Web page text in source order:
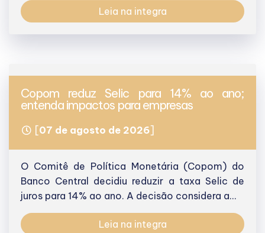
Leia na integra
Copom reduz Selic para 14% ao ano;
entenda impactos para empresas
[07 de agosto de 2026]
O Comitê de Política Monetária (Copom) do
Banco Central decidiu reduzir a taxa Selic de
juros para 14% ao ano. A decisão considera a...
Leia na integra